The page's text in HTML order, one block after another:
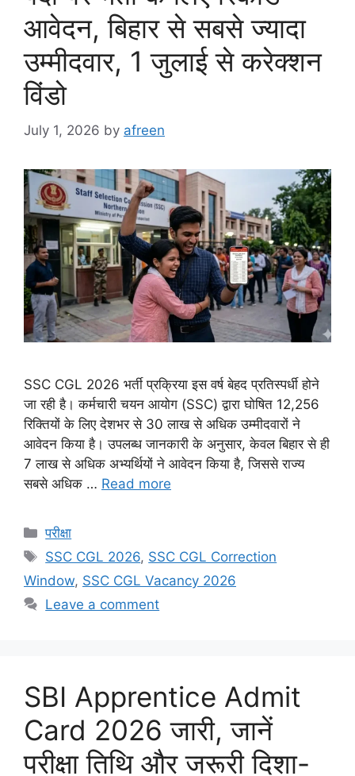
आवेदन, बिहार से सबसे ज्यादा
उम्मीदवार, 1 जुलाई से करेक्शन
विंडो
July 1, 2026 by afreen
SSC CGL 2026 भर्ती प्रक्रिया इस वर्ष बेहद प्रतिस्पर्धी होने
जा रही है। कर्मचारी चयन आयोग (SSC) द्वारा घोषित 12,256
रिक्तियों के लिए देशभर से 30 लाख से अधिक उम्मीदवारों ने
आवेदन किया है। उपलब्ध जानकारी के अनुसार, केवल बिहार से ही
7 लाख से अधिक अभ्यर्थियों ने आवेदन किया है, जिससे राज्य
सबसे अधिक … Read more
Categories
परीक्षा
Tags
SSC CGL 2026, SSC CGL Correction
Window, SSC CGL Vacancy 2026
Leave a comment
SBI Apprentice Admit
Card 2026 जारी, जानें
परीक्षा तिथि और जरूरी दिशा-